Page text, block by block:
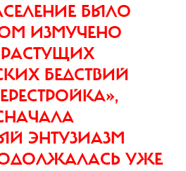
БЫЛО
ИЗМУЧЕНО
БЕДСТВИЙ
ЭНТУЗИАЗМ
УЖЕ